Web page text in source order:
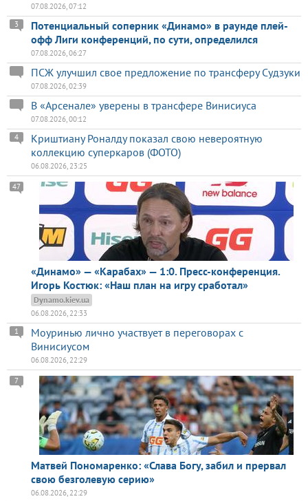
07.08.2026, 07:12
Потенциальный соперник «Динамо» в раунде плей-
офф Лиги конференций, по сути, определился
3
07.08.2026, 06:27
ПСЖ улучшил свое предложение по трансферу Судзуки
07.08.2026, 02:39
В «Арсенале» уверены в трансфере Винисиуса
07.08.2026, 00:12
Криштиану Роналду показал свою невероятную
коллекцию суперкаров (ФОТО)
4
06.08.2026, 23:25
«Динамо» — «Карабах» — 1:0. Пресс-конференция.
Игорь Костюк: «Наш план на игру сработал»
47
Dynamo.kiev.ua
06.08.2026, 22:33
Моуринью лично участвует в переговорах с
Винисиусом
1
06.08.2026, 22:29
Матвей Пономаренко: «Слава Богу, забил и прервал
свою безголевую серию»
7
06.08.2026, 22:29